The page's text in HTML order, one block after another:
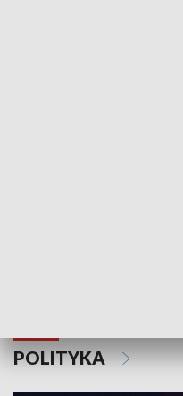
POLITYKA